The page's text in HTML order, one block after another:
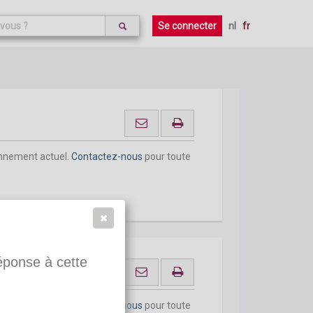
Se connecter nl fr
actuel. Contactez-nous pour toute
Contactez-nous pour toute
à cette